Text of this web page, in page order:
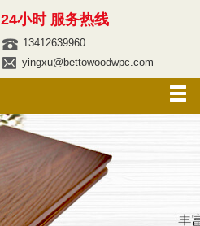
24小时 服务热线
13412639960
yingxu@bettowoodwpc.com